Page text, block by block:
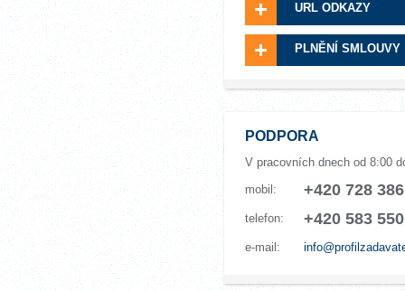
URL ODKAZY
PLNĚNÍ SMLOUVY
PODPORA
V pracovních dnech od 8:00
mobil:
+420 728
telefon: +420 583
e-mail: